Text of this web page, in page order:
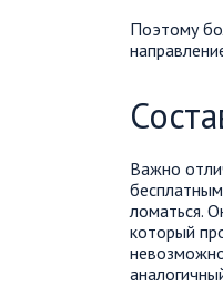
Поэтому
Важно
ломаться.
который